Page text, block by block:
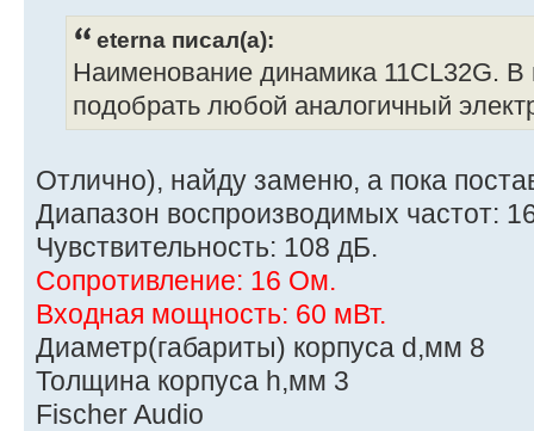
eterna писал(а):
Наименование динамика 11CL32G. В
подобрать любой аналогичный
Отлично), найду заменю, а пока
Диапазон воспроизводимых частот:
Чувствительность: 108 дБ.
Сопротивление: 16 Ом.
Входная мощность: 60 мВт.
Диаметр(габариты) корпуса d,мм 8
Толщина корпуса h,мм 3
Fischer Audio